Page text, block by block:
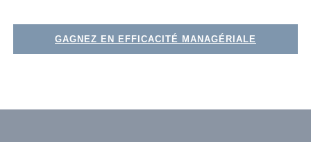
GAGNEZ EN EFFICACITÉ MANAGÉRIALE